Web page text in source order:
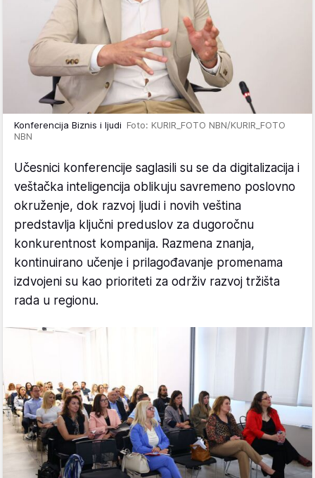
Konferencija Biznis i ljudi Foto: KURIR_FOTO NBN/KURIR_FOTO
NBN
Učesnici konferencije saglasili su se da digitalizacija i
veštačka inteligencija oblikuju savremeno poslovno
okruženje, dok razvoj ljudi i novih veština
predstavlja ključni preduslov za dugoročnu
konkurentnost kompanija. Razmena znanja,
kontinuirano učenje i prilagođavanje promenama
izdvojeni su kao prioriteti za održiv razvoj tržišta
rada u regionu.